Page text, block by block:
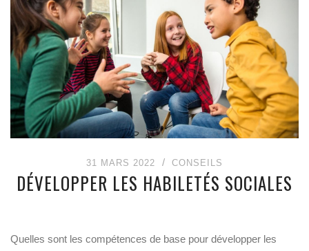
31 MARS 2022 CONSEILS
DÉVELOPPER LES HABILETÉS SOCIALES
Quelles sont les compétences de base pour développer les